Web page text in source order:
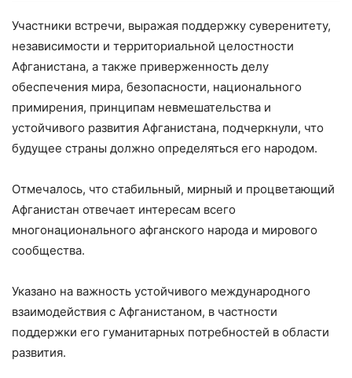
Участники встречи, выражая поддержку суверенитету,
независимости и территориальной целостности
Афганистана, а также приверженность делу
обеспечения мира, безопасности, национального
примирения, принципам невмешательства и
устойчивого развития Афганистана, подчеркнули, что
будущее страны должно определяться его народом.
Отмечалось, что стабильный, мирный и процветающий
Афганистан отвечает интересам всего
многонационального афганского народа и мирового
сообщества.
Указано на важность устойчивого международного
взаимодействия с Афганистаном, в частности
поддержки его гуманитарных потребностей в области
развития.